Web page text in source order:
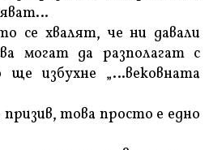
се хвалят, че ни давали
могат да разполагат с
избухне „…вековната
призив, това просто е едно